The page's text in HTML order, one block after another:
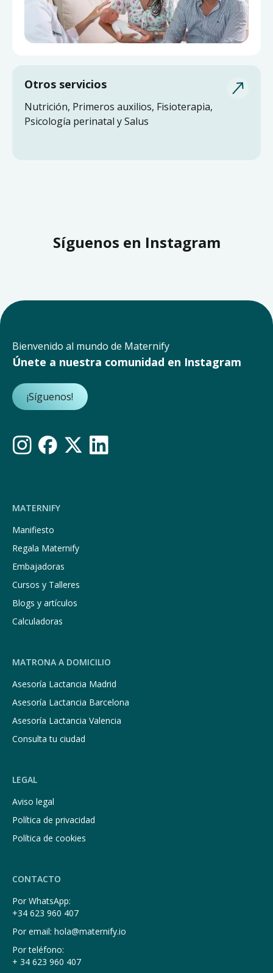
Otros servicios
Nutrición, Primeros auxilios, Fisioterapia,
Psicología perinatal y Salus
Síguenos en Instagram
Bienvenido al mundo de Maternify
Únete a nuestra comunidad en Instagram
¡Síguenos!
MATERNIFY
Manifiesto
Regala Maternify
Embajadoras
Cursos y Talleres
Blogs y artículos
Calculadoras
MATRONA A DOMICILIO
Asesoría Lactancia Madrid
Asesoría Lactancia Barcelona
Asesoría Lactancia Valencia
Consulta tu ciudad
LEGAL
Aviso legal
Política de privacidad
Política de cookies
CONTACTO
Por WhatsApp:
+34 623 960 407
Por email: hola@maternify.io
Por teléfono:
+ 34 623 960 407